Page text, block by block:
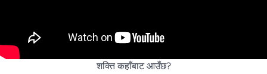
शक्ति कहाँबाट आउँछ?